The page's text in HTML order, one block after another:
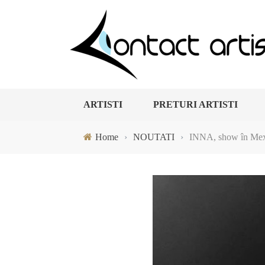
ARTISTI PRETURI ARTISTI
Home › NOUTATI › INNA, show în